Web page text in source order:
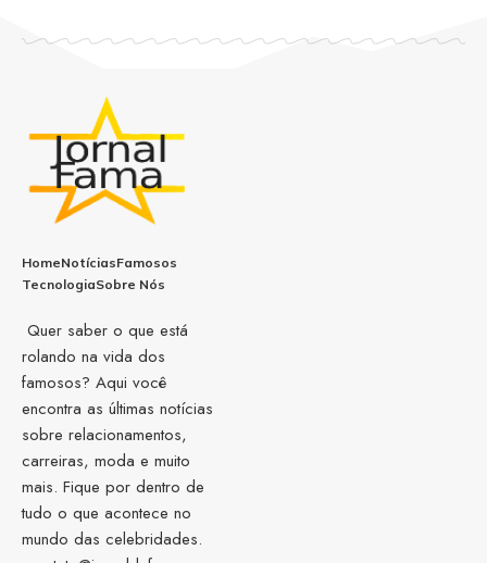
HomeNotíciasFamosos
TecnologiaSobre Nós
Quer saber o que está
rolando na vida dos
famosos? Aqui você
encontra as últimas notícias
sobre relacionamentos,
carreiras, moda e muito
mais. Fique por dentro de
tudo o que acontece no
mundo das celebridades.